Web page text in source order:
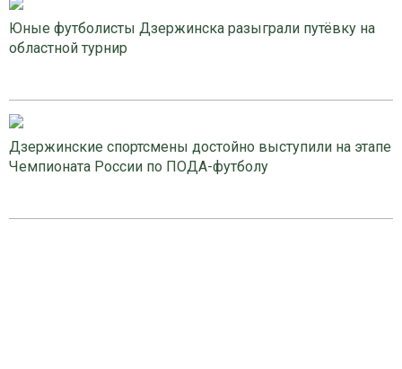
Юные футболисты Дзержинска разыграли путёвку на
областной турнир
Дзержинские спортсмены достойно выступили на этапе
Чемпионата России по ПОДА-футболу